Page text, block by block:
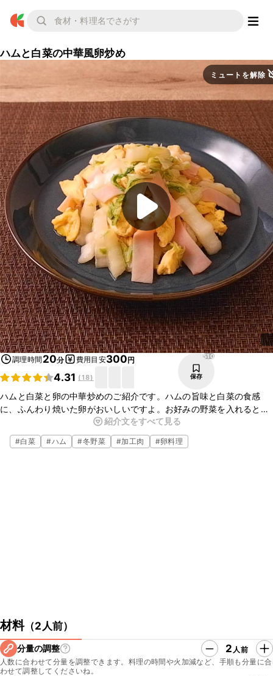
ハムと白菜の中華風卵炒め
ミュートを解除
調理時間 20分 費用目安300円
4.31 (18)
510
保存
ハムと白菜と卵の中華炒めのご紹介です。ハムの旨味と白菜の食感
に、ふんわり焼いた卵がおいしいですよ。お好みの野菜を入れるとア
レンジが広がりますので、ぜひお試しくださいね。
紹介文をすべて見る
#白菜 #ハム #冬野菜 #加工肉 #卵料理
材料（2人前）
分量の調整 2 人前
人数に合わせて分量を調整できます。料理の時間や火加減など、手順も分量に合
わせて調整してくださいね。